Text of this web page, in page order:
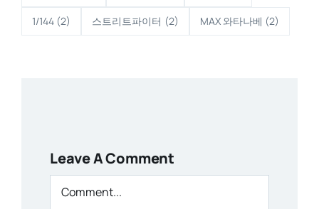
1/144 (2) 스트리트파이터 (2) MAX 와타나베 (2)
Leave A Comment
Comment